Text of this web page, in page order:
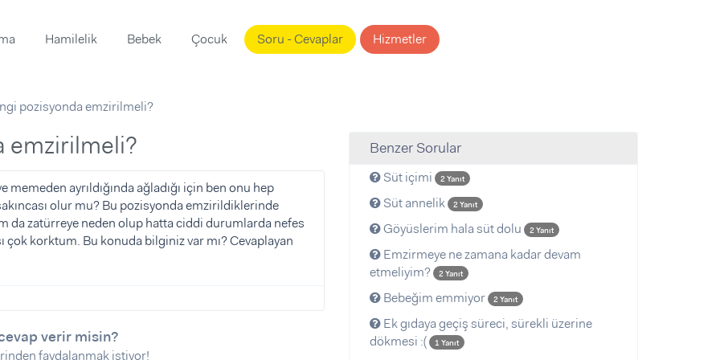
Hamilelik Bebek Çocuk Soru - Cevaplar Hizmetler
pozisyonda emzirilmeli?
emzirilmeli?
ayrıldığında ağladığı için ben onu hep
olur mu? Bu pozisyonda emzirildiklerinde
da zatürreye neden olup hatta ciddi durumlarda nefes
çok korktum. Bu konuda bilginiz var mı? Cevaplayan
verir misin?
faydalanmak istiyor!
Benzer Sorular
Süt içimi 2 Yanıt
Süt annelik 2 Yanıt
Göyüslerim hala süt dolu 2 Yanıt
Emzirmeye ne zamana kadar devam
etmeliyim?
2 Yanıt
Bebeğim emmiyor 2 Yanıt
Ek gıdaya geçiş süreci, sürekli üzerine
dökmesi :(
1 Yanıt